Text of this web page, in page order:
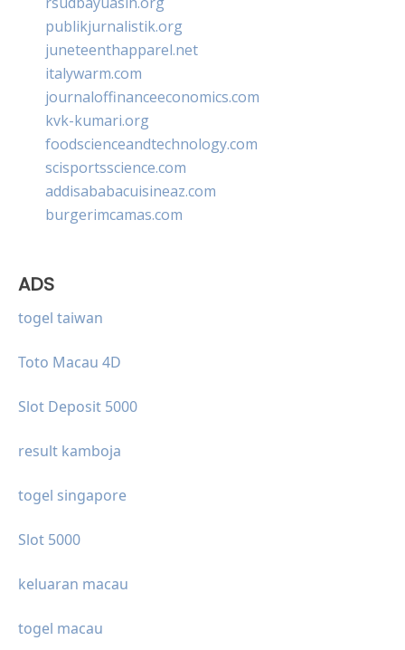
publikjurnalistik.org
juneteenthapparel.net
italywarm.com
journaloffinanceeconomics.com
kvk-kumari.org
foodscienceandtechnology.com
scisportsscience.com
addisababacuisineaz.com
burgerimcamas.com
ADS
togel taiwan
Toto Macau 4D
Slot Deposit 5000
result kamboja
togel singapore
Slot 5000
keluaran macau
togel macau